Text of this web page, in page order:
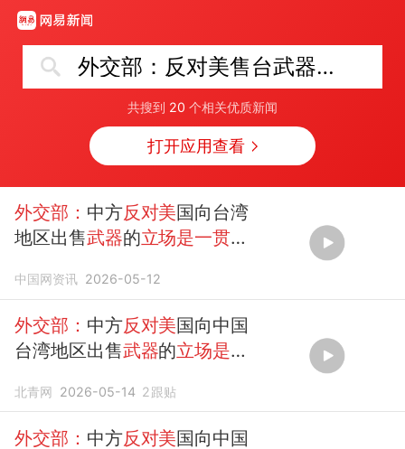
外交部：反对美售台武器立场是一贯的
共搜到 20 个相关优质新闻
打开应用查看
外交部： 中方反对美国向台湾
地区出售武器的立场是一贯
中国网资讯 2026-05-12
外交部： 中方反对美国向中国
台湾地区出售武器的立场是一
北青网 2026-05-14 2跟贴
外交部： 中方反对美国向中国